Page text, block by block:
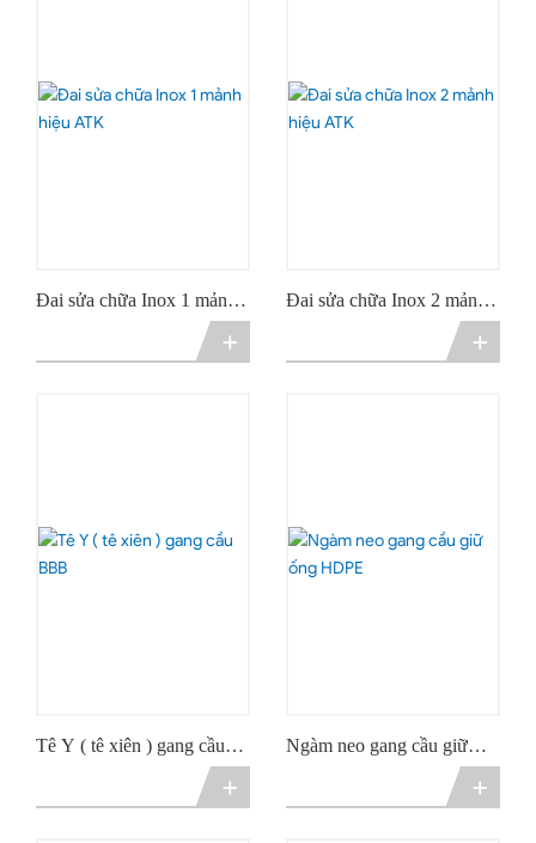
Đai sửa chữa Inox 1 mảnh
+
Đai sửa chữa Inox 2 mảnh
+
Tê Y ( tê xiên ) gang cầu
+
Ngàm neo gang cầu giữ
+